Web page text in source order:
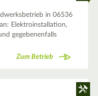
in 06536
Elektroinstallation,
gegebenenfalls
Zum Betrieb